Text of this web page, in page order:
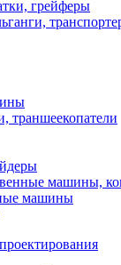
грейферы
траншеекопатели
машины,
машины